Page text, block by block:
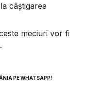
câștigarea
meciuri vor fi
PE WHATSAPP!